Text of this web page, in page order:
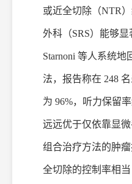
或近全切除（NTR
外科（SRS）能够显
Starnoni 等人系统地
法，报告称在 248
为 96%，听力保留
远远优于仅依靠显微
组合治疗方法的肿
全切除的控制率相